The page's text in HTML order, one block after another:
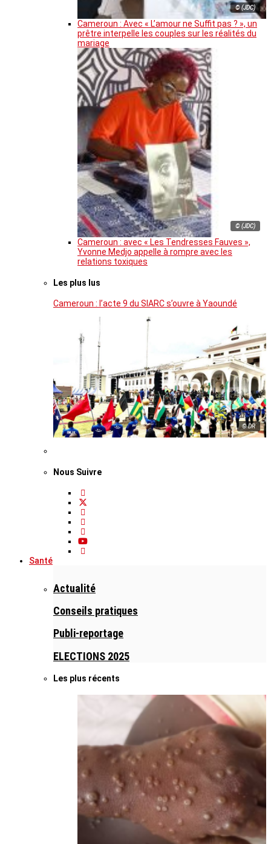
© (JDC)
Cameroun : Avec « L’amour ne Suffit pas ? », un
prêtre interpelle les couples sur les réalités du
mariage
© (JDC)
Cameroun : avec « Les Tendresses Fauves »,
Yvonne Medjo appelle à rompre avec les
relations toxiques
Les plus lus
Cameroun : l’acte 9 du SIARC s’ouvre à Yaoundé
© DR
Nous Suivre
Santé
Actualité
Conseils pratiques
Publi-reportage
ELECTIONS 2025
Les plus récents